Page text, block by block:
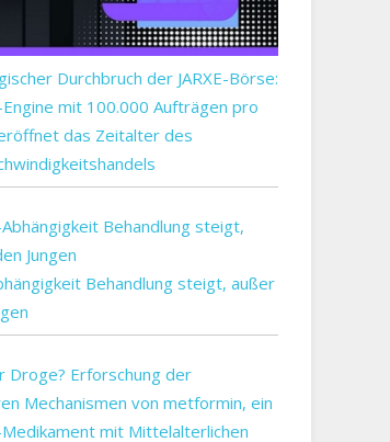
Durchbruch der JARXE-Börse:
mit 100.000 Aufträgen pro
das Zeitalter des
Behandlung steigt, außer